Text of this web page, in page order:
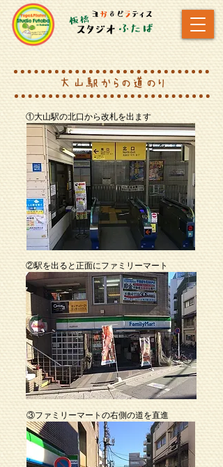
大山駅からの道のり
①大山駅の北口から改札を出ます
②駅を出ると正面にファミリーマート
③ファミリーマートの右側の道を直進